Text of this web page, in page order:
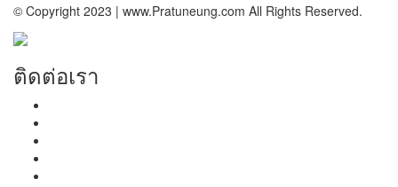
© Copyright 2023 | www.Pratuneung.com All Rights Reserved.
ติดต่อเรา